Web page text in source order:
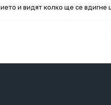
и видят колко ще се